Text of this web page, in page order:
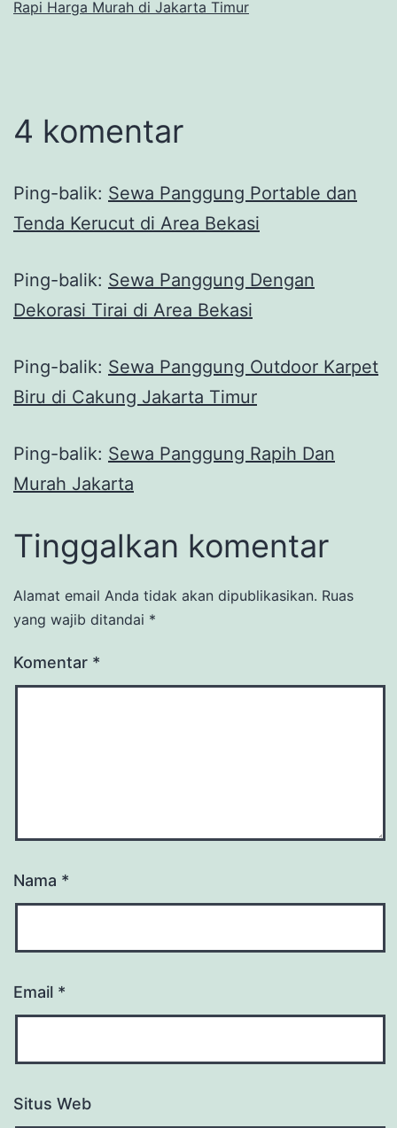
Rapi Harga Murah di Jakarta Timur
4 komentar
Ping-balik: Sewa Panggung Portable dan
Tenda Kerucut di Area Bekasi
Ping-balik: Sewa Panggung Dengan
Dekorasi Tirai di Area Bekasi
Ping-balik: Sewa Panggung Outdoor Karpet
Biru di Cakung Jakarta Timur
Ping-balik: Sewa Panggung Rapih Dan
Murah Jakarta
Tinggalkan komentar
Alamat email Anda tidak akan dipublikasikan. Ruas
yang wajib ditandai *
Komentar *
Nama *
Email *
Situs Web